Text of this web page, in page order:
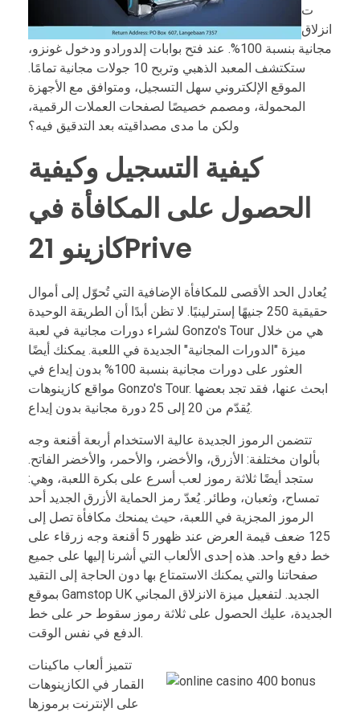
ت
انزلاق
مجانية بنسبة 100%. عند فتح بوابات إلدورادو ودخول غونزو،
ستكتشف المعبد الذهبي وتربح 10 جولات مجانية تمامًا.
الموقع الإلكتروني سهل التسجيل، ومتوافق مع الأجهزة
المحمولة، ومصمم خصيصًا لصفحات العملات الرقمية،
ولكن ما مدى مصداقيته بعد التدقيق فيه؟
كيفية التسجيل وكيفية
الحصول على المكافأة في
كازينو 21Prive
يُعادل الحد الأقصى للمكافأة الإضافية التي تُحوّل إلى أموال
حقيقية 250 جنيهًا إسترلينيًا. لا تظن أبدًا أن الطريقة الوحيدة
لشراء دورات مجانية في لعبة Gonzo's Tour هي من خلال
ميزة "الدورات المجانية" الجديدة في اللعبة. يمكنك أيضًا
العثور على دورات مجانية بنسبة 100% بدون إيداع في
مواقع كازينوهات Gonzo's Tour. ابحث عنها، فقد تجد بعضها
يُقدّم من 20 إلى 25 دورة مجانية بدون إيداع.
تتضمن الرموز الجديدة عالية الاستخدام أربعة أقنعة وجه
بألوان مختلفة: الأزرق، والأخضر، والأحمر، والأخضر الفاتح.
ستجد أيضًا ثلاثة رموز لعب أسرع على بكرة اللعبة، وهي:
تمساح، وثعبان، وطائر. يُعدّ رمز الحماية الأزرق الجديد أحد
الرموز المجزية في اللعبة، حيث يمنحك مكافأة تصل إلى
125 ضعف قيمة العرض عند ظهور 5 أقنعة وجه زرقاء على
خط دفع واحد. هذه إحدى الألعاب التي أشرنا إليها على جميع
صفحاتنا والتي يمكنك الاستمتاع بها دون الحاجة إلى التقيد
بموقع Gamstop UK الجديد. لتفعيل ميزة الانزلاق المجاني
الجديدة، عليك الحصول على ثلاثة رموز سقوط حر على خط
الدفع في نفس الوقت.
تتميز ألعاب ماكينات
القمار في الكازينوهات
على الإنترنت برموزها